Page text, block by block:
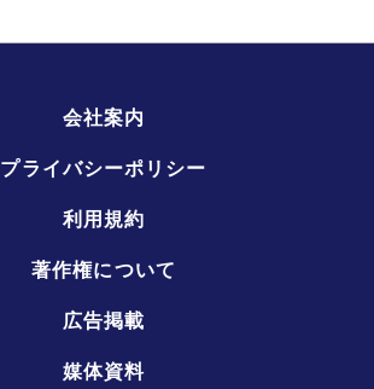
会社案内
プライバシーポリシー
利用規約
著作権について
広告掲載
媒体資料